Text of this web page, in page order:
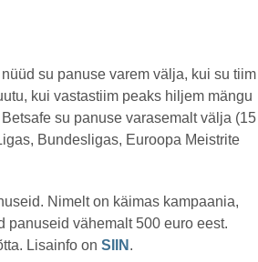
su panuse varem välja, kui su tiim
kui vastastiim peaks hiljem mängu
su panuse varasemalt välja (15
Bundesligas, Euroopa Meistrite
Nimelt on käimas kampaania,
panuseid vähemalt 500 euro eest.
Lisainfo on SIIN .